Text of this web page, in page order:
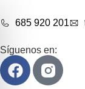
685 920 201
Síguenos en: